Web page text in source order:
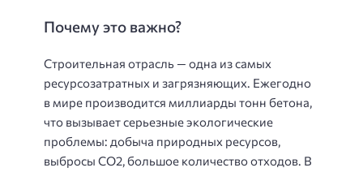
Почему это важно?
Строительная отрасль — одна из самых
ресурсозатратных и загрязняющих. Ежегодно
в мире производится миллиарды тонн бетона,
что вызывает серьезные экологические
проблемы: добыча природных ресурсов,
выбросы CO2, большое количество отходов. В